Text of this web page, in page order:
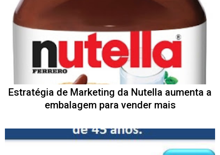
Estratégia de Marketing da Nutella aumenta a
embalagem para vender mais